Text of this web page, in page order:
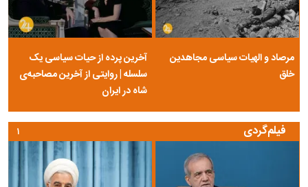
مرصاد و الهیات سیاسی مجاهدین
خلق
آخرین پرده از حیات سیاسی یک
سلسله | روایتی از آخرین مصاحبه‌ی
شاه در ایران
فیلم‌گردی ۱